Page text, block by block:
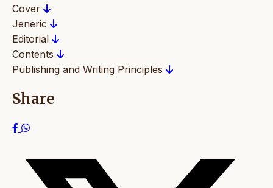
Cover
Jeneric
Editorial
Contents
Publishing and Writing Principles
Share